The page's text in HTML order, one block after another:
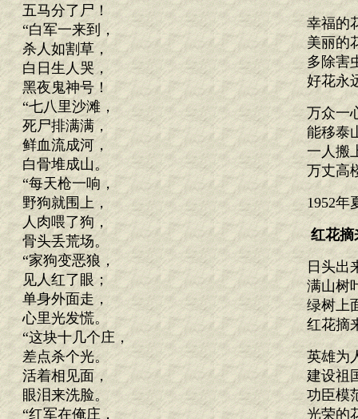
幸福的
美丽的
多除害
好花永
万众一
能移泰
一人搬
万丈高
1952年
红花摘
日头出
满山树
绿树上
红花摘
英雄为
建设祖
功臣模
光荣的
五马分了尸！
“白军一来到，
杀人如割草，
白日生人哭，
黑夜鬼神号！
“七八里沙滩，
死尸排满满，
鲜血流成河，
白骨堆成山。
“每天枪一响，
野狗就围上，
人肉喂了狗，
骨头丢荒场。
“家狗变恶狼，
见人红了眼；
单身外面走，
心里光发慌。
“这块十几个庄，
差点杀个光。
活着相见面，
眼泪来洗脸。
“红军在俺庄，